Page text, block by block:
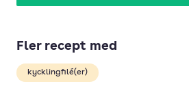
Fler recept med
kycklingfilé(er)